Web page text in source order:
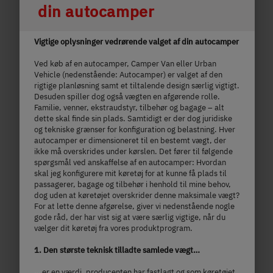
I 7820-2
2.175.000,– kr.
Pris fraa)
4 personer
Sovepladser
8,55 m 5.400 kg
din autocamper
Vigtige oplysninger vedrørende valget af din autocamper
Ved køb af en autocamper, Camper Van eller Urban
Vehicle (nedenstående: Autocamper) er valget af den
rigtige planløsning samt et tiltalende design særlig vigtigt.
Desuden spiller dog også vægten en afgørende rolle.
Familie, venner, ekstraudstyr, tilbehør og bagage – alt
dette skal finde sin plads. Samtidigt er der dog juridiske
og tekniske grænser for konfiguration og belastning. Hver
autocamper er dimensioneret til en bestemt vægt, der
ikke må overskrides under kørslen. Det fører til følgende
spørgsmål ved anskaffelse af en autocamper: Hvordan
skal jeg konfigurere mit køretøj for at kunne få plads til
passagerer, bagage og tilbehør i henhold til mine behov,
dog uden at køretøjet overskrider denne maksimale vægt?
For at lette denne afgørelse, giver vi nedenstående nogle
gode råd, der har vist sig at være særlig vigtige, når du
vælger dit køretøj fra vores produktprogram.
1. Den største teknisk tilladte samlede vægt…